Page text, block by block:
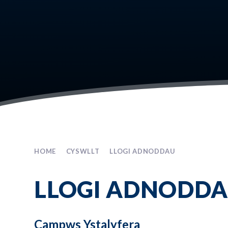
HOME CYSWLLT LLOGI ADNODDAU
LLOGI
Campws Ystalyfera